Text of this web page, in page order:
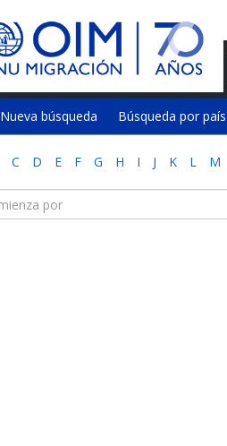
Nueva búsqueda Búsqueda por país
C D E F G H I J K L M